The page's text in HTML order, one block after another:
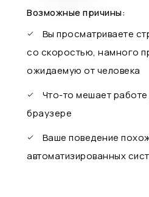
Возможные причины:
Вы просматриваете
со скоростью, намного
ожидаемую от человека
Что-то мешает
браузере
Ваше поведение
автоматизированных